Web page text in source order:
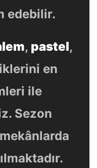
edebilir.
, pastel,
en
ile
Sezon